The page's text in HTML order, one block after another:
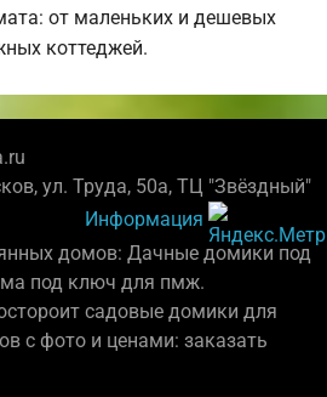
от маленьких и дешевых
коттеджей.
ул. Труда, 50а, ТЦ "Звёздный"
Информация
домов: Дачные домики под
под ключ для пмж.
садовые домики для
с фото и ценами: заказать